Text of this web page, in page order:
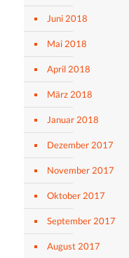
Juni 2018
Mai 2018
April 2018
März 2018
Januar 2018
Dezember 2017
November 2017
Oktober 2017
September 2017
August 2017